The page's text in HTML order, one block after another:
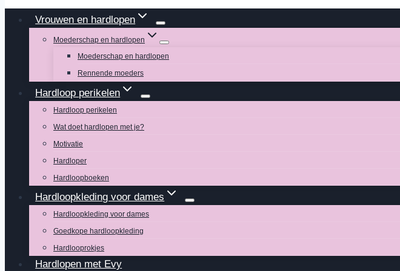
Vrouwen en hardlopen
Moederschap en hardlopen
Moederschap en hardlopen
Rennende moeders
Hardloop perikelen
Hardloop perikelen
Wat doet hardlopen met je?
Motivatie
Hardloper
Hardloopboeken
Hardloopkleding voor dames
Hardloopkleding voor dames
Goedkope hardloopkleding
Hardlooprokjes
Hardlopen met Evy